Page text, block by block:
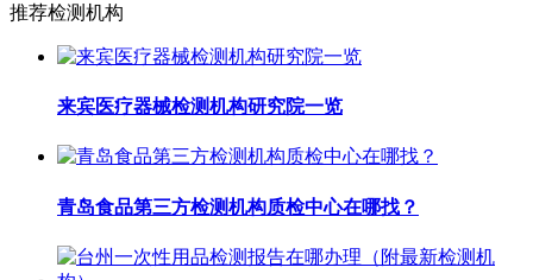
推荐检测机构
来宾医疗器械检测机构研究院一览
青岛食品第三方检测机构质检中心在哪找？